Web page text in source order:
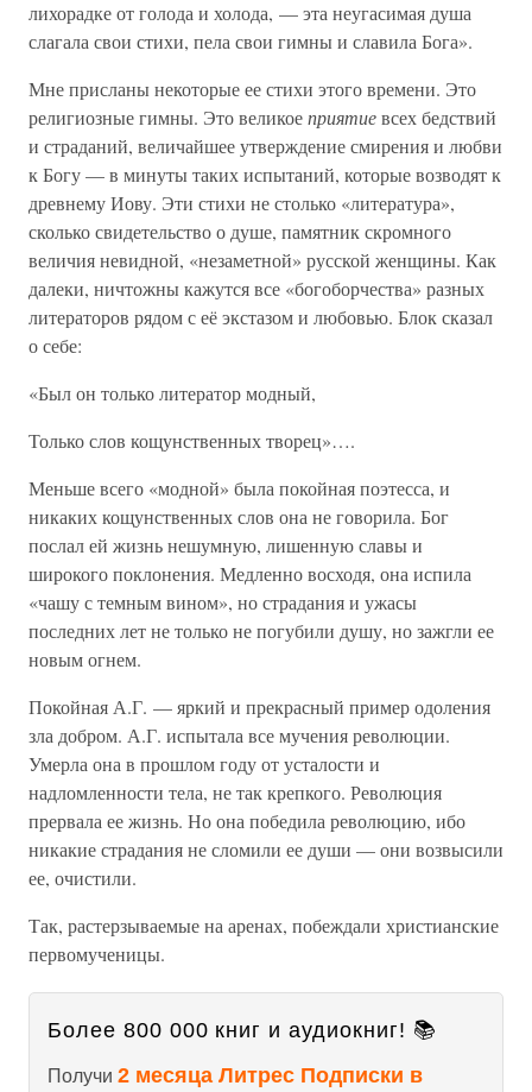
лихорадке от голода и холода, — эта неугасимая душа
слагала свои стихи, пела свои гимны и славила Бога».
Мне присланы некоторые ее стихи этого времени. Это
религиозные гимны. Это великоеприятиевсех бедствий
и страданий, величайшее утверждение смирения и любви
к Богу — в минуты таких испытаний, которые возводят к
древнему Иову. Эти стихи не столько «литература»,
сколько свидетельство о душе, памятник скромного
величия невидной, «незаметной» русской женщины. Как
далеки, ничтожны кажутся все «богоборчества» разных
литераторов рядом с её экстазом и любовью. Блок сказал
о себе:
«Был он только литератор модный,
Только слов кощунственных творец»….
Меньше всего «модной» была покойная поэтесса, и
никаких кощунственных слов она не говорила. Бог
послал ей жизнь нешумную, лишенную славы и
широкого поклонения. Медленно восходя, она испила
«чашу с темным вином», но страдания и ужасы
последних лет не только не погубили душу, но зажгли ее
новым огнем.
Покойная А.Г. — яркий и прекрасный пример одоления
зла добром. А.Г. испытала все мучения революции.
Умерла она в прошлом году от усталости и
надломленности тела, не так крепкого. Революция
прервала ее жизнь. Но она победила революцию, ибо
никакие страдания не сломили ее души — они возвысили
ее, очистили.
Так, растерзываемые на аренах, побеждали христианские
первомученицы.
Более 800 000 книг и аудиокниг! 📚
Получи 2 месяца Литрес Подписки в